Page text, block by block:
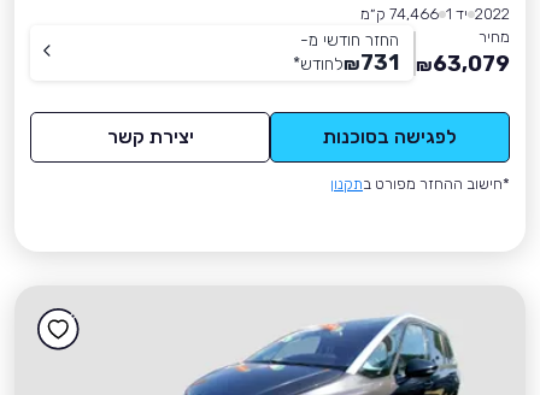
2022 יד 1
74,466 ק״מ
מחיר
63,079
₪
החזר חודשי מ-
731
₪לחודש*
לפגישה בסוכנות יצירת קשר
*חישוב ההחזר מפורט בתקנון